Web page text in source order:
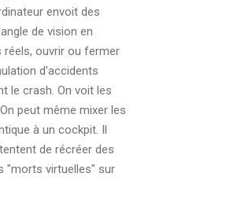
envoit des
de vision en
réels, ouvrir ou fermer
d'accidents
le crash. On voit les
peut même mixer les
à un cockpit. Il
de récréer des
"morts virtuelles" sur